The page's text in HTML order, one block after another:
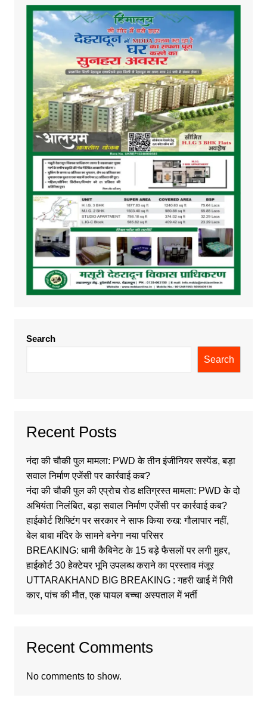
Search
Search
Recent Posts
नंदा की चौकी पुल मामला: PWD के तीन इंजीनियर सस्पेंड, बड़ा
सवाल निर्माण एजेंसी पर कार्रवाई कब?
नंदा की चौकी पुल की एप्रोच रोड क्षतिग्रस्त मामला: PWD के दो
अभियंता निलंबित, बड़ा सवाल निर्माण एजेंसी पर कार्रवाई कब?
हाईकोर्ट शिफ्टिंग पर सरकार ने साफ किया रुख: गौलापार नहीं,
बेल बाबा मंदिर के सामने बनेगा नया परिसर
BREAKING: धामी कैबिनेट के 15 बड़े फैसलों पर लगी मुहर,
हाईकोर्ट 30 हेक्टेयर भूमि उपलब्ध कराने का प्रस्ताव मंजूर
UTTARAKHAND BIG BREAKING : गहरी खाई में गिरी
कार, पांच की मौत, एक घायल बच्चा अस्पताल में भर्ती
Recent Comments
No comments to show.